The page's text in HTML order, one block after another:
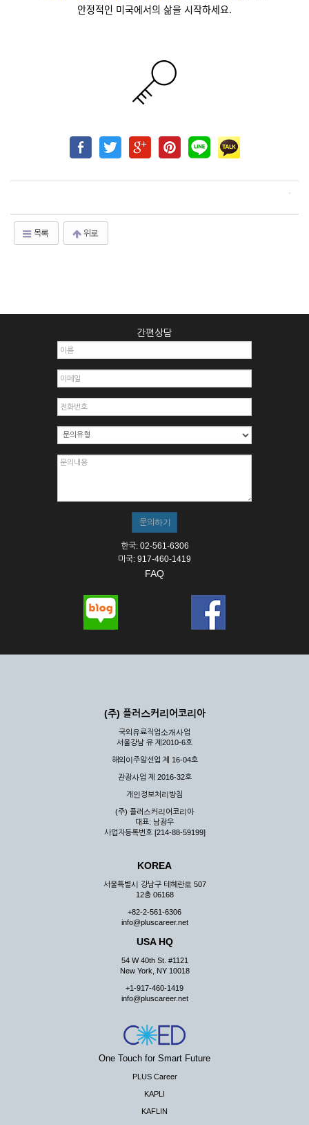
안정적인 미국에서의 삶을 시작하세요.
목록 위로
간편상담
한국: 02-561-6306
미국: 917-460-1419
FAQ
(주) 플러스커리어코리아
국외유료직업소개사업
서울강남 유 제2010-6호
해외이주알선업 제 16-04호
관광사업 제 2016-32호
개인정보처리방침
(주) 플러스커리어코리아
대표: 남광우
사업자등록번호 [214-88-59199]
KOREA
서울특별시 강남구 테헤란로 507
12층 06168
+82-2-561-6306
info@pluscareer.net
USA HQ
54 W 40th St. #1121
New York, NY 10018
+1-917-460-1419
info@pluscareer.net
One Touch for Smart Future
PLUS Career
KAPLI
KAFLIN